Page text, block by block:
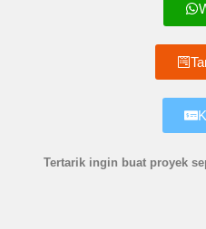
Tertarik ingin buat proyek